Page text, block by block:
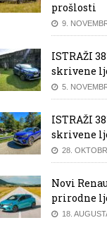
prošlosti
9.
ISTRAŽI
skrivene
5.
ISTRAŽI
skrivene
28.
Novi
prirodne
18.